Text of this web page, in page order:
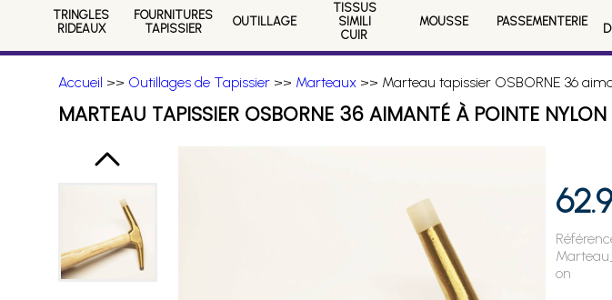
TRINGLES
RIDEAUX
FOURNITURES
TAPISSIER
OUTILLAGE
TISSUS
SIMILI
CUIR
MOUSSE PASSEMENTERIE
Accueil >> Outillages de Tapissier>> Marteaux>> Marteau tapissier OSBORNE 36
MARTEAU TAPISSIER OSBORNE 36 AIMANTÉ À POINTE NYLON
on